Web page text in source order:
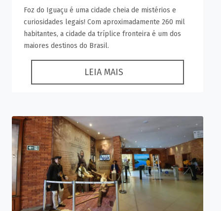
Foz do Iguaçu é uma cidade cheia de mistérios e
curiosidades legais! Com aproximadamente 260 mil
habitantes, a cidade da tríplice fronteira é um dos
maiores destinos do Brasil.
LEIA MAIS